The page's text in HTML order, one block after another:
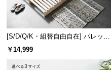
空間に映えるスチールフレ
[S/D/Q/K・組替自由自在] パレット
ベッド 8/12/16枚セット
￥14,999